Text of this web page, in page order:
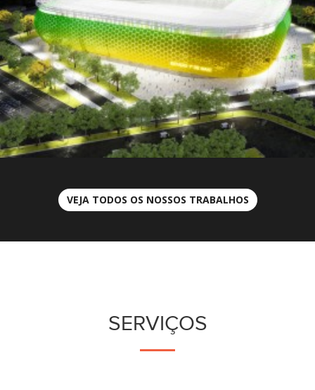
VEJA TODOS OS NOSSOS TRABALHOS
SERVIÇOS